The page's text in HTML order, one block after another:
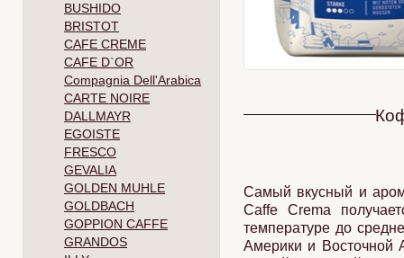
BUSHIDO
BRISTOT
CAFE CREME
CAFE D`OR
Compagnia Dell'Arabica
CARTE NOIRE
DALLMAYR
EGOISTE
FRESCO
GEVALIA
GOLDEN MUHLE
GOLDBACH
GOPPION CAFFE
GRANDOS
Самый вкусный и
Caffe Crema
температуре до
Америки и Восточной